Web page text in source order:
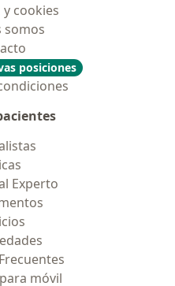
cookies
somos
posiciones
Experto
móvil